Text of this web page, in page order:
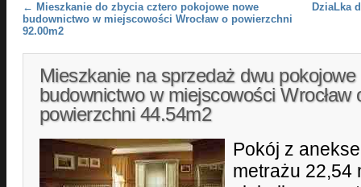
Post navigation
← Mieszkanie do zbycia cztero pokojowe nowe
budownictwo w miejscowości Wrocław o powierzchni
92.00m2
DziaLka
Mieszkanie na sprzedaż dwu pokojowe
budownictwo w miejscowości Wrocław
powierzchni 44.54m2
Pokój z
metrażu 22,54